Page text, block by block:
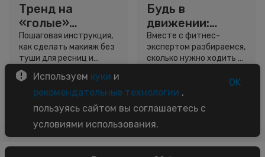
Тренд на
«голые»
ресницы: как
выглядеть
свежо, не
используя тушь
Пошаговая инструкция,
как сделать макияж без
туши для ресниц и
звёздный образ для
вдохновения.
Советы
Будь в
движении:
сколько нужно
шагов для
красоты и
Вместе с фитнес-
экспертом разбираемся,
сколько нужно ходить и
Используем куки и
рекомендательные технологии ,
пользуясь сайтом вы соглашаетесь с
условиями использования.
OK